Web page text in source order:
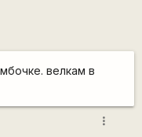
велкам в
more_vert